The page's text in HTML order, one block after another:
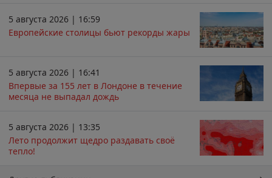
5 августа 2026 | 16:59
Европейские столицы бьют рекорды жары
5 августа 2026 | 16:41
Впервые за 155 лет в Лондоне в течение
месяца не выпадал дождь
5 августа 2026 | 13:35
Лето продолжит щедро раздавать своё
тепло!